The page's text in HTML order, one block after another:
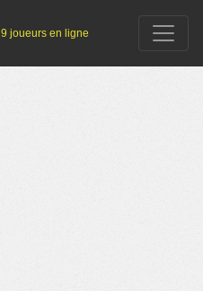
9 joueurs en ligne